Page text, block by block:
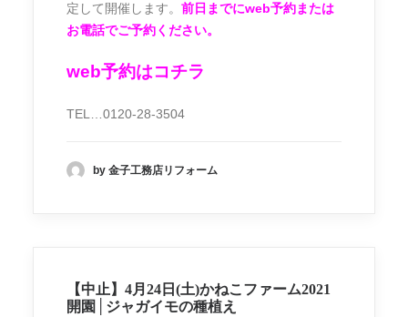
定して開催します。 前日までにweb予約または
お電話でご予約ください。
web予約はコチラ
TEL…0120-28-3504
by 金子工務店リフォーム
【中止】4月24日(土)かねこファーム2021
開園│ジャガイモの種植え